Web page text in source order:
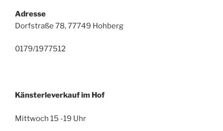
Adresse
Dorfstraße 78, 77749 Hohberg
0179/1977512
Känsterleverkauf im Hof
Mittwoch 15 -19 Uhr